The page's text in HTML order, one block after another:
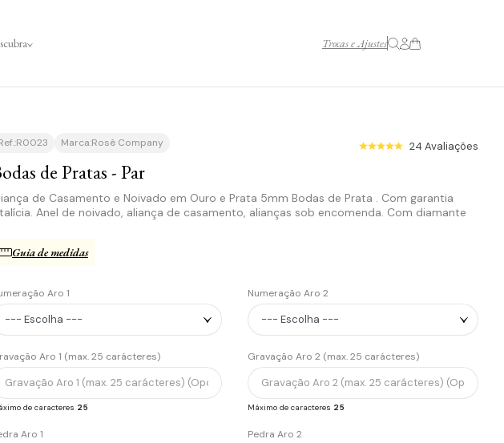
Trocas e Ajustes
de Pratas - Par
Marca:Rosê Company
R0023 24 Avaliações
de Casamento e Noivado em Ouro e Prata 5mm Bodas de Prata . Com garantia
Anel de noivado, aliança de casamento, alianças sob encomenda. Com diamante
Aro 1 Numeração Aro 2
Aro 1 (max. 25 carácteres)
de caracteres 25
Gravação Aro 2 (max. 25 carácteres)
Máximo de caracteres 25
Aro 1 Pedra Aro 2
Guia de medidas